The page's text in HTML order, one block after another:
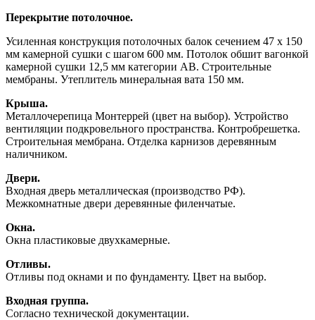
Перекрытие потолочное.
Усиленная конструкция потолочных балок сечением 47 х 150
мм камерной сушки с шагом 600 мм. Потолок обшит вагонкой
камерной сушки 12,5 мм категории АВ. Строительные
мембраны. Утеплитель минеральная вата 150 мм.
Крыша.
Металлочерепица Монтеррей (цвет на выбор). Устройство
вентиляции подкровельного пространства. Контробрешетка.
Строительная мембрана. Отделка карнизов деревянным
наличником.
Двери.
Входная дверь металлическая (производство РФ).
Межкомнатные двери деревянные филенчатые.
Окна.
Окна пластиковые двухкамерные.
Отливы.
Отливы под окнами и по фундаменту. Цвет на выбор.
Входная группа.
Согласно технической документации.